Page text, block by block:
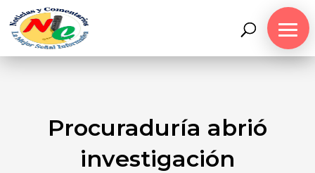
Procuraduría abrió
investigación